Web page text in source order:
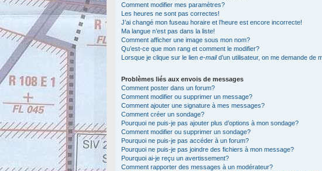
Comment modifier mes paramètres?
Les heures ne sont pas correctes!
J’ai changé mon fuseau horaire et l’heure est encore incorrecte!
Ma langue n’est pas dans la liste!
Comment afficher une image sous mon nom?
Qu’est-ce que mon rang et comment le modifier?
Lorsque je clique sur le lien e-maild’un utilisateur, on me demande de
Problèmes liés aux envois de messages
Comment poster dans un forum?
Comment modifier ou supprimer un message?
Comment ajouter une signature à mes messages?
Comment créer un sondage?
Pourquoi ne puis-je pas ajouter plus d’options à mon sondage?
Comment modifier ou supprimer un sondage?
Pourquoi ne puis-je pas accéder à un forum?
Pourquoi ne puis-je pas joindre des fichiers à mon message?
Pourquoi ai-je reçu un avertissement?
Comment rapporter des messages à un modérateur?